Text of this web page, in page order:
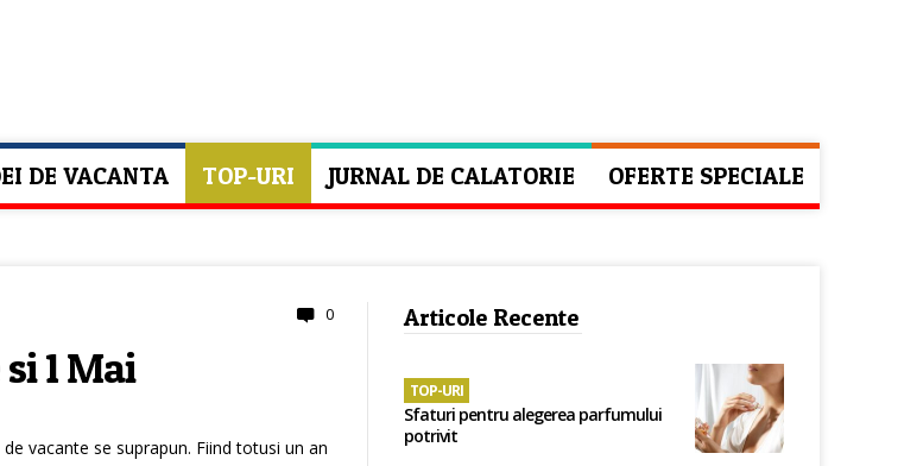
DE VACANTA TOP-URI JURNAL DE CALATORIE OFERTE SPECIALE
0
1 Mai
vacante se suprapun. Fiind totusi un an
Articole Recente
TOP-URI
Sfaturi pentru alegerea parfumului
potrivit